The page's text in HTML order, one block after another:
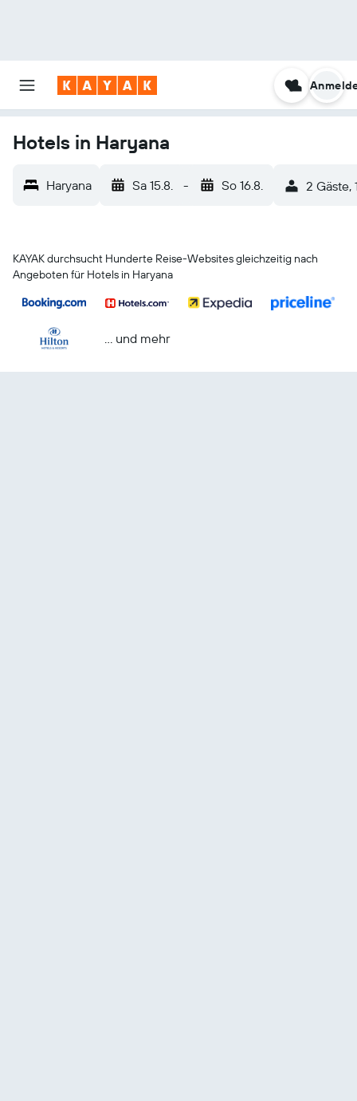
Hotels in Haryana
Haryana Sa 15.8. - So 16.8. 2 Gäste,
KAYAK durchsucht Hunderte Reise-Websites gleichzeitig nach
Angeboten für Hotels in Haryana
… und mehr